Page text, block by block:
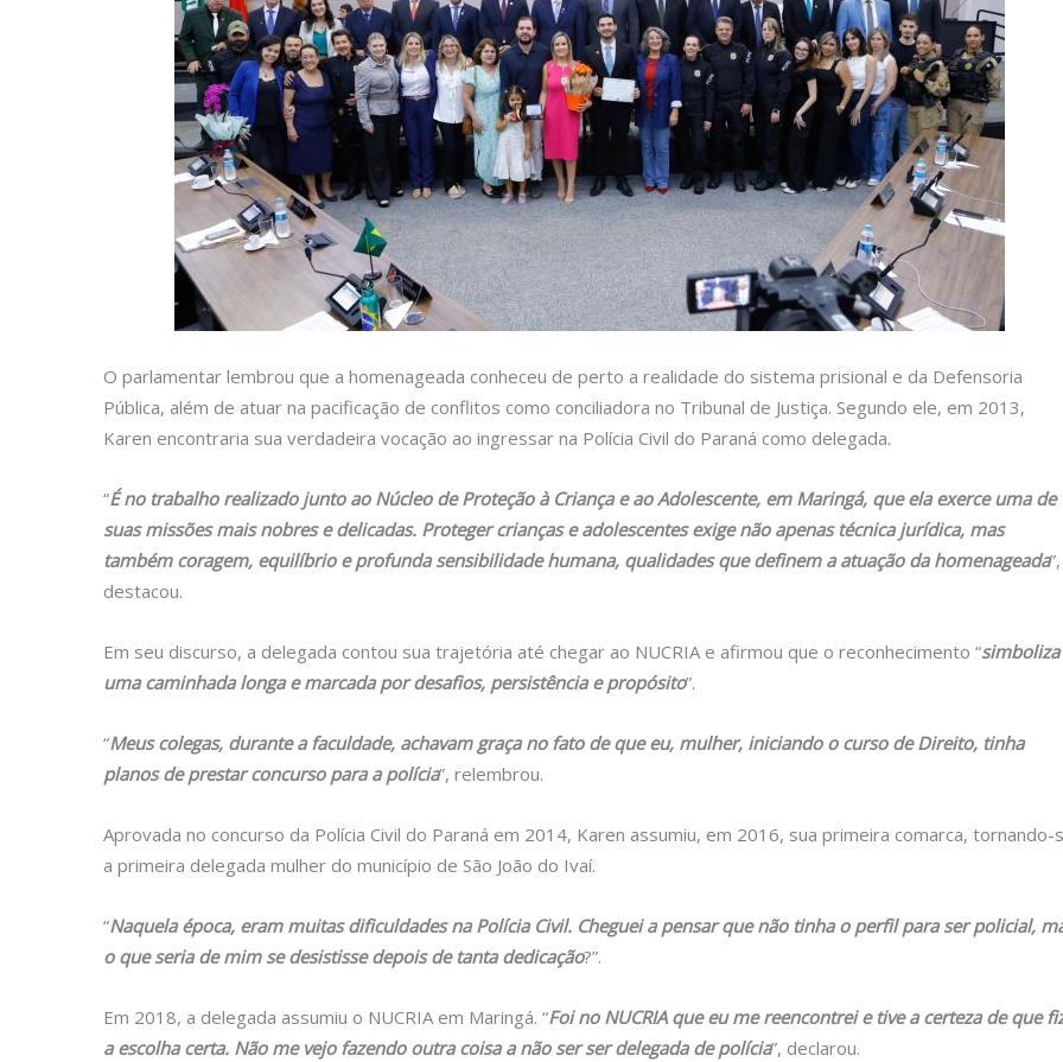
O parlamentar lembrou que a homenageada conheceu de perto a realidade do sistema prisional e da Defensoria
Pública, além de atuar na pacificação de conflitos como conciliadora no Tribunal de Justiça. Segundo ele, em 2013,
Karen encontraria sua verdadeira vocação ao ingressar na Polícia Civil do Paraná como delegada.
“É no trabalho realizado junto ao Núcleo de Proteção à Criança e ao Adolescente, em Maringá, que ela exerce uma de
suas missões mais nobres e delicadas. Proteger crianças e adolescentes exige não apenas técnica jurídica, mas
também coragem, equilíbrio e profunda sensibilidade humana, qualidades que definem a atuação da homenageada”,
destacou.
Em seu discurso, a delegada contou sua trajetória até chegar ao NUCRIA e afirmou que o reconhecimento “simboliza
uma caminhada longa e marcada por desafios, persistência e propósito”.
“Meus colegas, durante a faculdade, achavam graça no fato de que eu, mulher, iniciando o curso de Direito, tinha
planos de prestar concurso para a polícia”, relembrou.
Aprovada no concurso da Polícia Civil do Paraná em 2014, Karen assumiu, em 2016, sua primeira comarca, tornando-
a primeira delegada mulher do município de São João do Ivaí.
“Naquela época, eram muitas dificuldades na Polícia Civil. Cheguei a pensar que não tinha o perfil para ser policial,
o que seria de mim se desistisse depois de tanta dedicação?”.
Em 2018, a delegada assumiu o NUCRIA em Maringá. “Foi no NUCRIA que eu me reencontrei e tive a certeza de que
a escolha certa. Não me vejo fazendo outra coisa a não ser ser delegada de polícia”, declarou.